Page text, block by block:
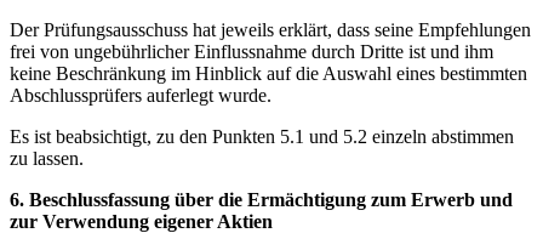
Der Prüfungsausschuss hat jeweils erklärt, dass seine Empfehlungen
frei von ungebührlicher Einflussnahme durch Dritte ist und ihm
keine Beschränkung im Hinblick auf die Auswahl eines bestimmten
Abschlussprüfers auferlegt wurde.
Es ist beabsichtigt, zu den Punkten 5.1 und 5.2 einzeln abstimmen
zu lassen.
6. Beschlussfassung über die Ermächtigung zum Erwerb und
zur Verwendung eigener Aktien